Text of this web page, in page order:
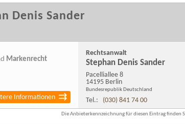
Denis Sander
Rechtsanwalt
Stephan Denis Sander
Pacelliallee 8
14195 Berlin
Bundesrepublik Deutschland
Tel.: (030) 841 74 00
Markenrecht
Informationen
Die Anbieterkennzeichnung für diesen Eintrag